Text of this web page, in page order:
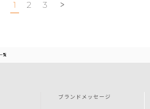
1 2 3
覧
ブランドメッセージ